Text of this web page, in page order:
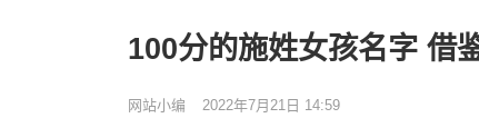
100分的施姓女孩名字 借
网站小编 2022年7月21日 14:59